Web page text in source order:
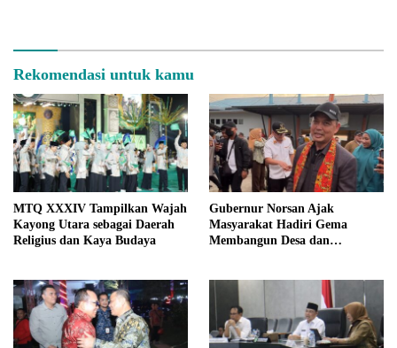
Rekomendasi untuk kamu
MTQ XXXIV Tampilkan Wajah
Kayong Utara sebagai Daerah
Religius dan Kaya Budaya
Gubernur Norsan Ajak
Masyarakat Hadiri Gema
Membangun Desa dan